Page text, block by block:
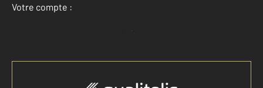
Votre compte :
Accéder à mon compte